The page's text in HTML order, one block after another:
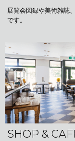
展覧会図録や美術雑誌
です。
SHOP &